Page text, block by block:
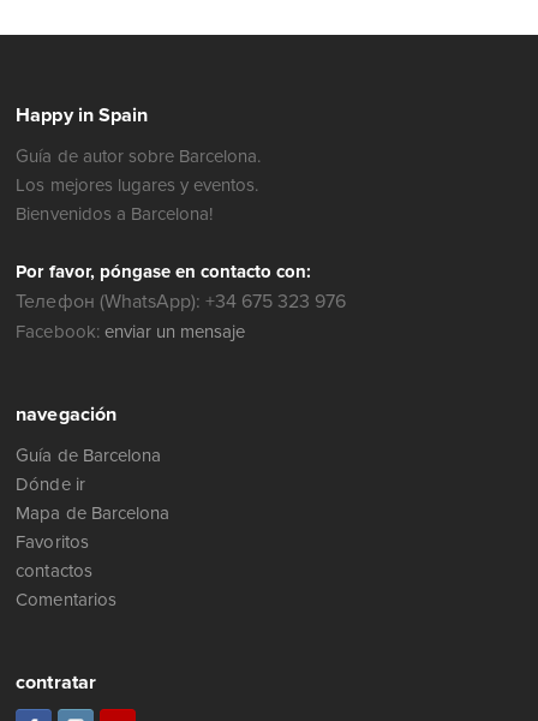
Happy in Spain
Guía de autor sobre Barcelona.
Los mejores lugares y eventos.
Bienvenidos a Barcelona!
Por favor, póngase en contacto con:
Телефон (WhatsApp): +34 675 323 976
Facebook: enviar un mensaje
navegación
Guía de Barcelona
Dónde ir
Mapa de Barcelona
Favoritos
contactos
Comentarios
contratar